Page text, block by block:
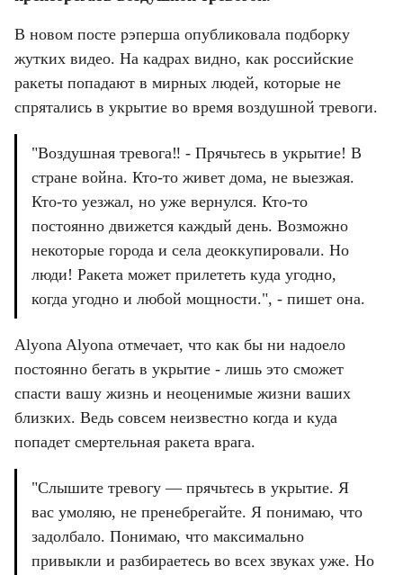
В новом посте рэперша опубликовала подборку
жутких видео. На кадрах видно, как российские
ракеты попадают в мирных людей, которые не
спрятались в укрытие во время воздушной тревоги.
"Воздушная тревога‼ - Прячьтесь в укрытие! В
стране война. Кто-то живет дома, не выезжая.
Кто-то уезжал, но уже вернулся. Кто-то
постоянно движется каждый день. Возможно
некоторые города и села деоккупировали. Но
люди! Ракета может прилететь куда угодно,
когда угодно и любой мощности.", - пишет она.
Alyona Alyona отмечает, что как бы ни надоело
постоянно бегать в укрытие - лишь это сможет
спасти вашу жизнь и неоценимые жизни ваших
близких. Ведь совсем неизвестно когда и куда
попадет смертельная ракета врага.
"Слышите тревогу — прячьтесь в укрытие. Я
вас умоляю, не пренебрегайте. Я понимаю, что
задолбало. Понимаю, что максимально
привыкли и разбираетесь во всех звуках уже. Но